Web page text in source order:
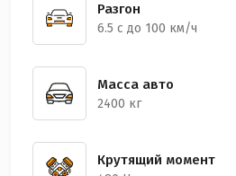
Разгон
6.5 с до 100 км/ч
Масса авто
2400 кг
Крутящий момент